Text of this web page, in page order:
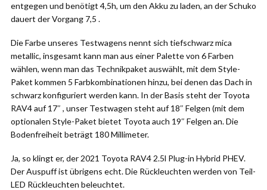
entgegen und benötigt 4,5h, um den Akku zu laden, an der Schuko
dauert der Vorgang 7,5 .
Die Farbe unseres Testwagens nennt sich tiefschwarz mica
metallic, insgesamt kann man aus einer Palette von 6 Farben
wählen, wenn man das Technikpaket auswählt, mit dem Style-
Paket kommen 5 Farbkombinationen hinzu, bei denen das Dach in
schwarz konfiguriert werden kann. In der Basis steht der Toyota
RAV4 auf 17″ , unser Testwagen steht auf 18″ Felgen (mit dem
optionalen Style-Paket bietet Toyota auch 19″ Felgen an. Die
Bodenfreiheit beträgt 180 Millimeter.
Ja, so klingt er, der 2021 Toyota RAV4 2.5l Plug-in Hybrid PHEV.
Der Auspuff ist übrigens echt. Die Rückleuchten werden von Teil-
LED Rückleuchten beleuchtet.